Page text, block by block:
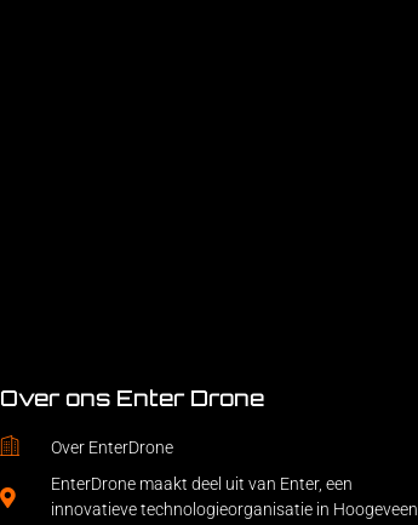
Over ons Enter Drone
Over EnterDrone
EnterDrone maakt deel uit van Enter, een
innovatieve technologieorganisatie in Hoogeveen.